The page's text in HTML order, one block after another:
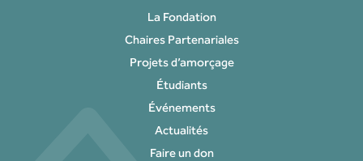
La Fondation
Chaires Partenariales
Projets d’amorçage
Étudiants
Événements
Actualités
Faire un don